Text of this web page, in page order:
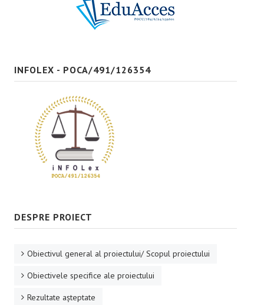
INFOLEX - POCA/491/126354
DESPRE PROIECT
Obiectivul general al proiectului/ Scopul proiectului
Obiectivele specifice ale proiectului
Rezultate aşteptate